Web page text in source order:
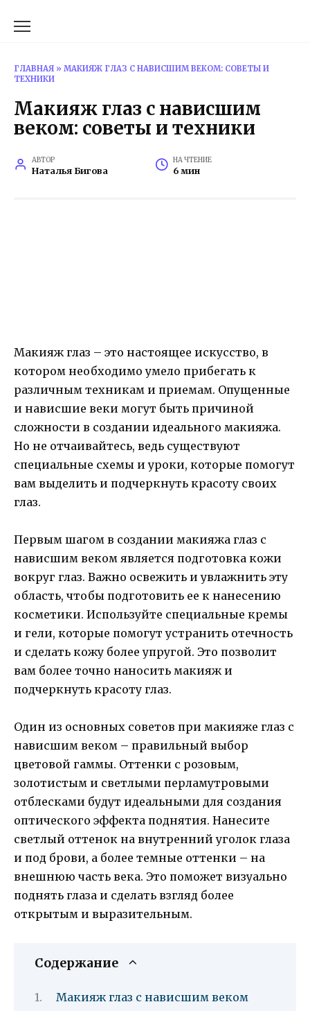
ГЛАВНАЯ » МАКИЯЖ ГЛАЗ С НАВИСШИМ ВЕКОМ: СОВЕТЫ И
ТЕХНИКИ
Макияж глаз с нависшим
веком: советы и техники
АВТОР
Наталья Бигова
НА ЧТЕНИЕ
6 мин
Макияж глаз – это настоящее искусство, в
котором необходимо умело прибегать к
различным техникам и приемам. Опущенные
и нависшие веки могут быть причиной
сложности в создании идеального макияжа.
Но не отчаивайтесь, ведь существуют
специальные схемы и уроки, которые помогут
вам выделить и подчеркнуть красоту своих
глаз.
Первым шагом в создании макияжа глаз с
нависшим веком является подготовка кожи
вокруг глаз. Важно освежить и увлажнить эту
область, чтобы подготовить ее к нанесению
косметики. Используйте специальные кремы
и гели, которые помогут устранить отечность
и сделать кожу более упругой. Это позволит
вам более точно наносить макияж и
подчеркнуть красоту глаз.
Один из основных советов при макияже глаз с
нависшим веком – правильный выбор
цветовой гаммы. Оттенки с розовым,
золотистым и светлыми перламутровыми
отблесками будут идеальными для создания
оптического эффекта поднятия. Нанесите
светлый оттенок на внутренний уголок глаза
и под брови, а более темные оттенки – на
внешнюю часть века. Это поможет визуально
поднять глаза и сделать взгляд более
открытым и выразительным.
Содержание
Макияж глаз с нависшим веком